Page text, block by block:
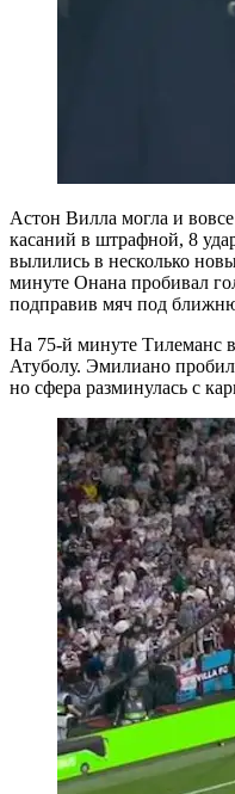
Астон Вилла могла и
касаний в штрафной, 8
вылились в несколько
минуте Онана пробивал
подправив мяч под
На 75-й минуте Тилеманс
Атуболу. Эмилиано
но сфера разминулась с